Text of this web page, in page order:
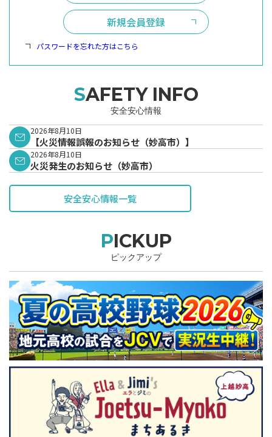
新規会員登録
パスワードを忘れた方はこちら
SAFETY INFO
安全安心情報
2026年8月10日
【火災情報誤報のお知らせ（妙高市）】
2026年8月10日
火災発生のお知らせ（妙高市）
安全安心情報一覧
PICKUP
ピックアップ